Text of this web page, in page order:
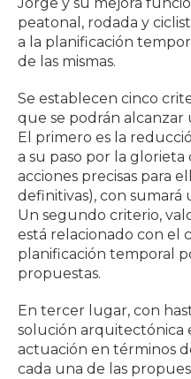
Jorge y su mejora
peatonal, rodada y
a la planificación
de las mismas.
Se establecen cinco
que se podrán alcanzar
El primero es la
a su paso por la
acciones precisas para
definitivas), con
Un segundo criterio,
está relacionado con el
planificación temporal
propuestas.
En tercer lugar, con
solución arquitectónica
actuación en términos
cada una de las